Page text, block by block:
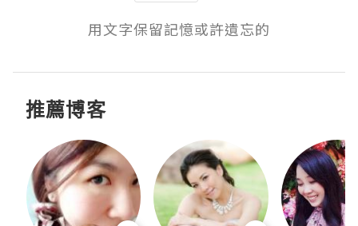
用文字保留記憶或許遺忘的
推薦博客